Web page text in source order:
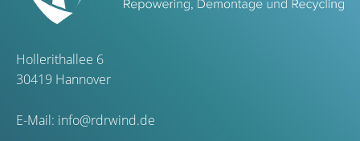
Hollerithallee 6
30419 Hannover
E-Mail: info@rdrwind.de